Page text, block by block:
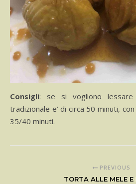
Consigli: se si vogliono
tradizionale e’ di circa 50 minuti,
35/40 minuti.
PREVIOUS
TORTA ALLE MELE E